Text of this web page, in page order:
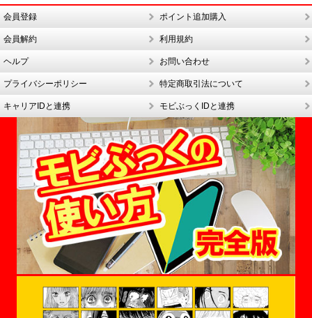
会員登録 ポイント追加購入
会員解約 利用規約
ヘルプ お問い合わせ
プライバシーポリシー 特定商取引法について
キャリアIDと連携 モビぶっくIDと連携